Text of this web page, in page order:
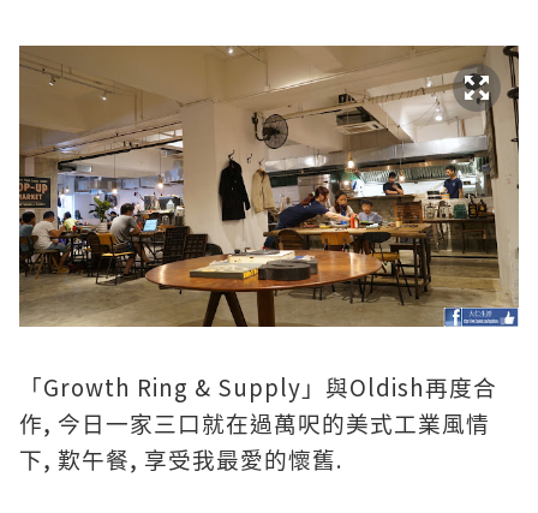
「 Growth Ring & Supply 」與Oldish再度合
作, 今日一家三口就在過萬呎的美式工業風情
下, 歎午餐, 享受我最愛的懷舊.